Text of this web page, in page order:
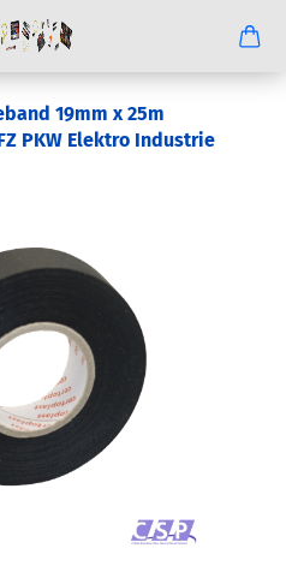
19mm x 25m
PKW Elektro Industrie